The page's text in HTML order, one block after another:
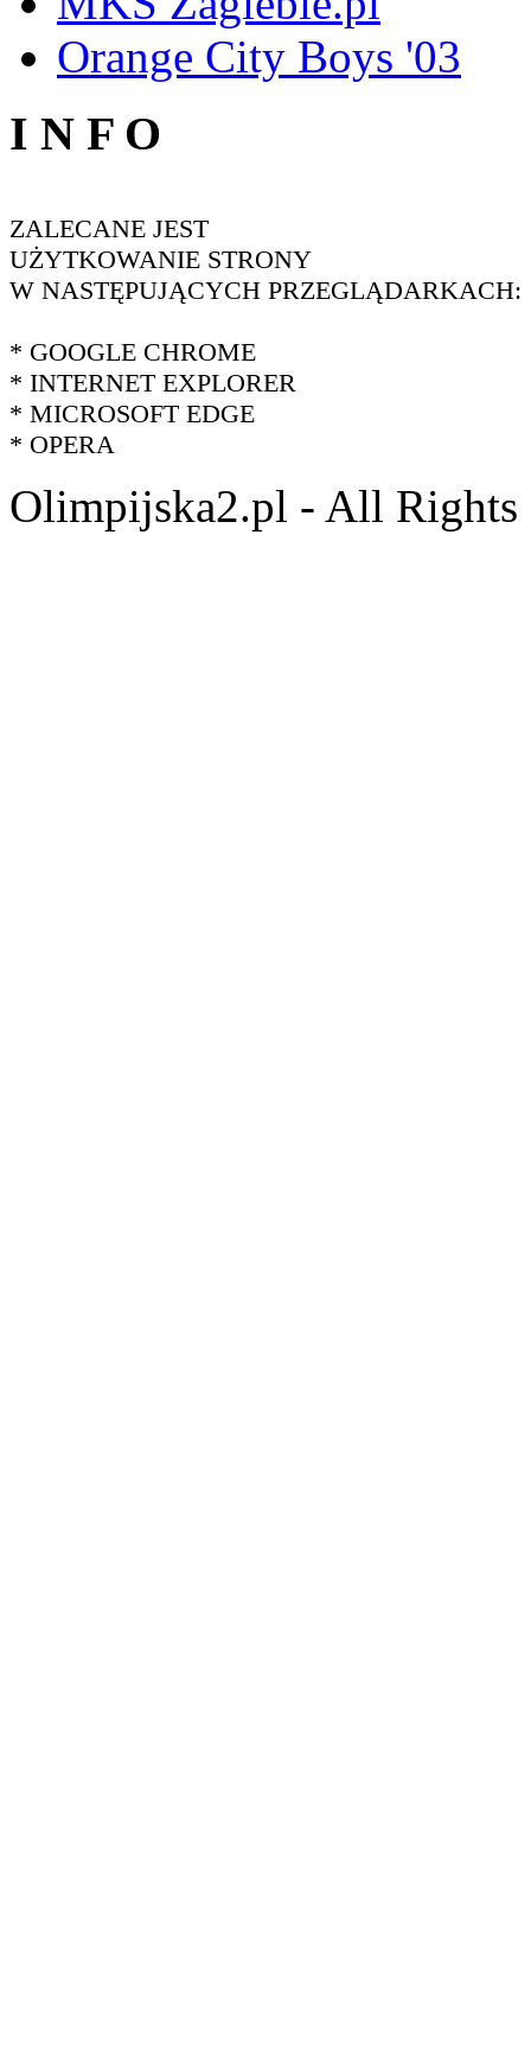
Orange City Boys '03
I N F O
ZALECANE JEST
UŻYTKOWANIE STRONY
W NASTĘPUJĄCYCH PRZEGLĄDARKACH:
* GOOGLE CHROME
* INTERNET EXPLORER
* MICROSOFT EDGE
* OPERA
Olimpijska2.pl - All Rights